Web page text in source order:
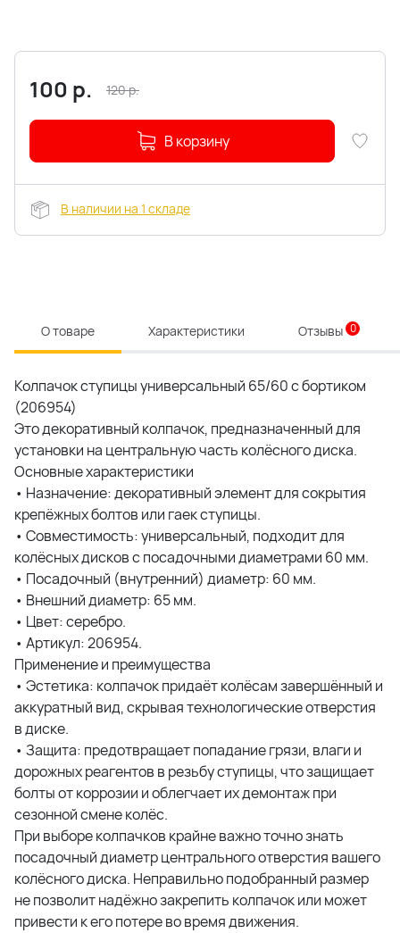
100 р. 120р.
В корзину
В наличии на 1 складе
О товаре Характеристики Отзывы 0
Колпачок ступицы универсальный 65/60 с бортиком
(206954)
Это декоративный колпачок, предназначенный для
установки на центральную часть колёсного диска.
Основные характеристики
• Назначение: декоративный элемент для сокрытия
крепёжных болтов или гаек ступицы.
• Совместимость: универсальный, подходит для
колёсных дисков с посадочными диаметрами 60 мм.
• Посадочный (внутренний) диаметр: 60 мм.
• Внешний диаметр: 65 мм.
• Цвет: серебро.
• Артикул: 206954.
Применение и преимущества
• Эстетика: колпачок придаёт колёсам завершённый и
аккуратный вид, скрывая технологические отверстия
в диске.
• Защита: предотвращает попадание грязи, влаги и
дорожных реагентов в резьбу ступицы, что защищает
болты от коррозии и облегчает их демонтаж при
сезонной смене колёс.
При выборе колпачков крайне важно точно знать
посадочный диаметр центрального отверстия вашего
колёсного диска. Неправильно подобранный размер
не позволит надёжно закрепить колпачок или может
привести к его потере во время движения.